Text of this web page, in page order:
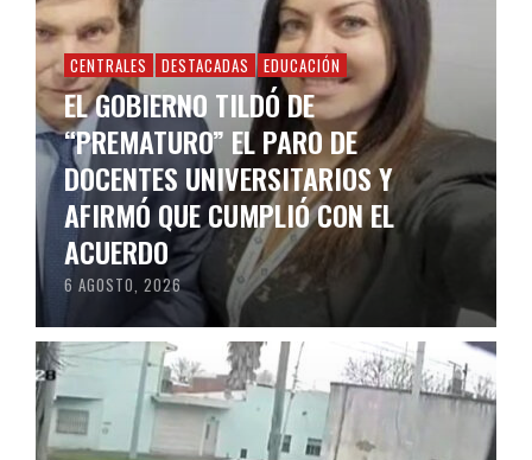
CENTRALES DESTACADAS EDUCACIÓN
EL GOBIERNO TILDÓ DE
“PREMATURO” EL PARO DE
DOCENTES UNIVERSITARIOS Y
AFIRMÓ QUE CUMPLIÓ CON EL
ACUERDO
6 AGOSTO, 2026